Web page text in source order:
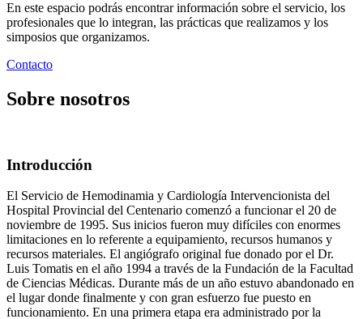
En este espacio podrás encontrar información sobre el servicio, los
profesionales que lo integran, las prácticas que realizamos y los
simposios que organizamos.
Contacto
Sobre nosotros
Introducción
El Servicio de Hemodinamia y Cardiología Intervencionista del
Hospital Provincial del Centenario comenzó a funcionar el 20 de
noviembre de 1995. Sus inicios fueron muy difíciles con enormes
limitaciones en lo referente a equipamiento, recursos humanos y
recursos materiales. El angiógrafo original fue donado por el Dr.
Luis Tomatis en el año 1994 a través de la Fundación de la Facultad
de Ciencias Médicas. Durante más de un año estuvo abandonado en
el lugar donde finalmente y con gran esfuerzo fue puesto en
funcionamiento. En una primera etapa era administrado por la